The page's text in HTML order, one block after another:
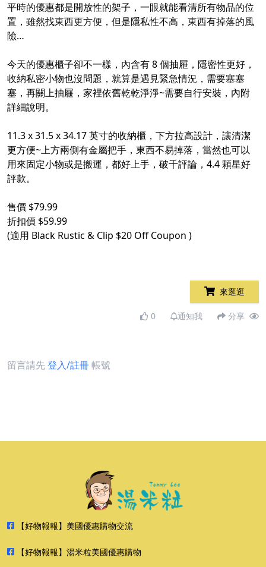
平時的優惠都是開放性的架子，一眼就能看清所有物品的位
置，雖然找東西更方便，但是隱私性不高，東西有掉落的風
險…
今天的優惠櫃子卻不一樣，內含有 8 個抽屜，隱密性更好，
收納私密小物也沒問題，就算是遇見緊急情況，需要塞塞
塞，再關上抽屜，家裡依舊乾乾淨淨~需要自行安裝，內附
詳細說明。
11.3 x 31.5 x 34.17 英寸的收納櫃，下方拉高設計，讓清潔
更方便~上方兩側有金屬把手，東西不易掉落，當然也可以
用來固定小物或是搬運，都好上手，破千評論，4.4 顆星好
評款。
售價 $79.99
折扣價 $59.99
(適用 Black Rustic & Clip $20 Off Coupon )
來逛逛
0 通知我 分享
留言請先登入/註冊帳號
【好物報報】美國優惠購物交流
【好物報報】湯米粒美國優惠購物